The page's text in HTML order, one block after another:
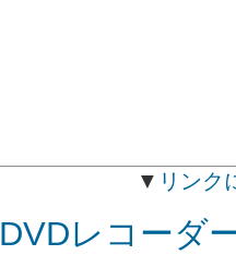
▼ リンク
DVDレコーダ